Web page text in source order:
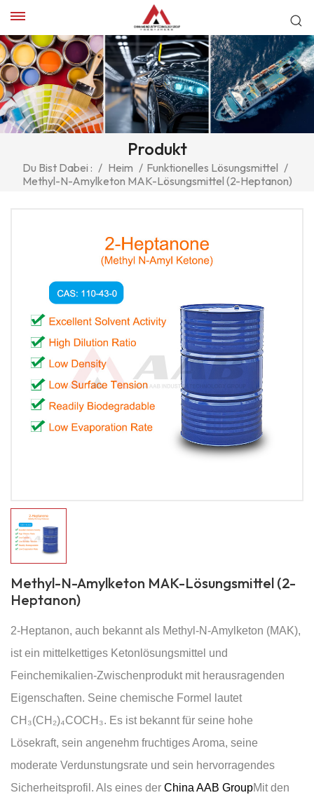
Produkt
Du Bist Dabei : / Heim / Funktionelles Lösungsmittel /
Methyl-N-Amylketon MAK-Lösungsmittel (2-Heptanon)
Methyl-N-Amylketon MAK-Lösungsmittel (2-
Heptanon)
2-Heptanon, auch bekannt als Methyl-N-Amylketon (MAK),
ist ein mittelkettiges Ketonlösungsmittel und
Feinchemikalien-Zwischenprodukt mit herausragenden
Eigenschaften. Seine chemische Formel lautet
CH₃(CH₂)₄COCH₃. Es ist bekannt für seine hohe
Lösekraft, sein angenehm fruchtiges Aroma, seine
moderate Verdunstungsrate und sein hervorragendes
Sicherheitsprofil. Als eines der China AAB GroupMit den